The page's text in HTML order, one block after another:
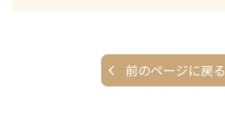
前のページに戻る